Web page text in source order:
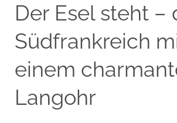
Der Esel steht –
Südfrankreich
einem
Langohr